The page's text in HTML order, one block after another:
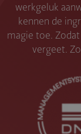
werkgeluk
kennen de
magie toe.
vergeet.